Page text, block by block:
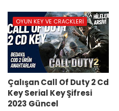
OYUN KEY VE CRACKLERI
Çalışan Call Of Duty 2 Cd
Key Serial Key Şifresi
2023 Güncel